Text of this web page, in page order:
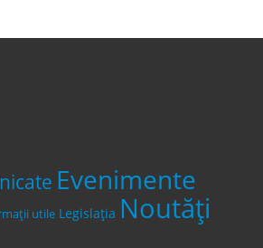
Evenimente
utile Legislaţia Noutăți